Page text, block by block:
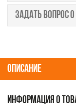
ЗАДАТЬ ВОПРОС
ОПИСАНИЕ
ИНФОРМАЦИЯ О